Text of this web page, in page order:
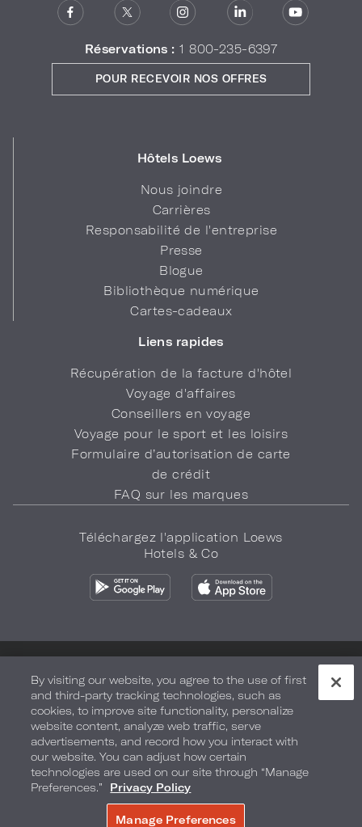
Réservations : 1 800-235-6397
Hôtels Loews
Nous joindre
Carrières
Responsabilité de l'entreprise
Presse
Blogue
Bibliothèque numérique
Cartes-cadeaux
Liens rapides
Récupération de la facture d'hôtel
Voyage d'affaires
Conseillers en voyage
Voyage pour le sport et les loisirs
Formulaire d’autorisation de carte
de crédit
FAQ sur les marques
POUR RECEVOIR NOS OFFRES
Téléchargez l'application Loews
Hotels & Co
Ne vendez pas mes informations
Sécurité et bien-être Conditions d'utilisation Accessibilité
Plan du site Vos préférences en matière de confidentialité
TOUS DROITS RÉSERVÉS. 2026.LOEWS HOTELS & CO
By visiting our website, you agree to the use of first
and third-party tracking technologies, such as
cookies, to improve site functionality, personalize
website content, analyze web traffic, serve
advertisements, and record how you interact with
our website. You can adjust how certain
technologies are used on our site through “Manage
Preferences.”
Privacy Policy
Manage Preferences